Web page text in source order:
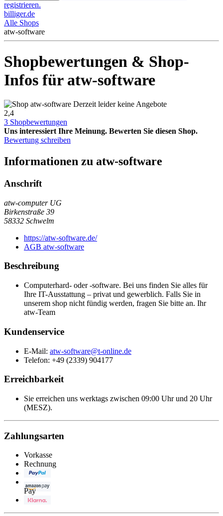
registrieren.
billiger.de
Alle Shops
atw-software
Shopbewertungen & Shop-
Infos für atw-software
Derzeit leider keine Angebote
2,4
3 Shopbewertungen
Uns interessiert Ihre Meinung. Bewerten Sie diesen Shop.
Bewertung schreiben
Informationen zu atw-software
Anschrift
atw-computer UG
Birkenstraße 39
58332 Schwelm
https://atw-software.de/
AGB atw-software
Beschreibung
Computerhard- oder -software. Bei uns finden Sie alles für
Ihre IT-Ausstattung – privat und gewerblich. Falls Sie in
unserem shop nicht fündig werden, fragen Sie bitte an. Ihr
atw-Team
Kundenservice
E-Mail: atw-software@t-online.de
Telefon: +49 (2339) 904177
Erreichbarkeit
Sie erreichen uns werktags zwischen 09:00 Uhr und 20 Uhr
(MESZ).
Zahlungsarten
Vorkasse
Rechnung
Pay